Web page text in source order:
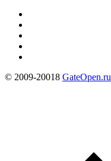
© 2009-20018 GateOpen.ru